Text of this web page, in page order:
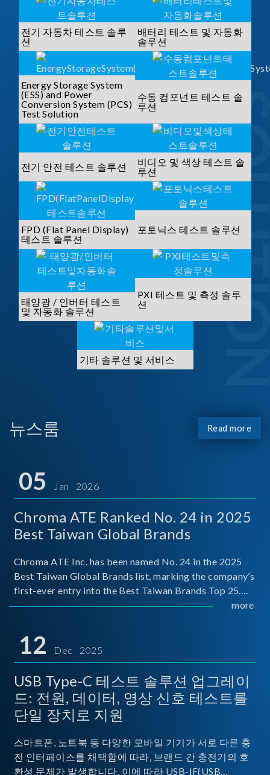
전기 자동차 테스트 솔루
션
배터리 테스트 및 자동화
솔루션
Energy Storage System
(ESS) and Power
Conversion System (PCS)
Test Solution
수동 컴포넌트 테스트 솔
루션
전기 안전 테스트 솔루션
비디오 및 색상 테스트 솔
루션
FPD (Flat Panel Display)
테스트 솔루션
포토닉스 테스트 솔루션
태양광 / 인버터 테스트
및 자동화 솔루션
PXI 테스트 및 측정 솔루
션
기타 솔루션 및 서비스
뉴스룸 Read more
05 Jan 2026
Chroma ATE Ranked No. 24 in 2025
Best Taiwan Global Brands
Chroma ATE Inc. has been named No. 24 in the 2025
Best Taiwan Global Brands list, marking the company’s
first-ever entry into the Best Taiwan Brands Top 25.
This recognition represents a significant milestone for
more
12 Dec 2025
USB Type-C 테스트 솔루션 업그레이
드: 전원, 데이터, 영상 신호 테스트를
단일 장치로 지원
스마트폰, 노트북 등 다양한 모바일 기기가 서로 다른 충
전 인터페이스를 채택함에 따라, 브랜드 간 충전기의 호
환성 문제가 발생합니다. 이에 따라 USB-IF(USB